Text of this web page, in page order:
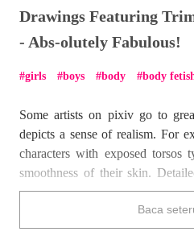
Drawings Featuring
- Abs-olutely Fabulous!
girls boys body body
Some artists on pixiv go to
depicts a sense of realism. For
characters with exposed torsos
smoothness of their skin.
the entire area to life from the
Azur Lane )
doesn't she?
Baca